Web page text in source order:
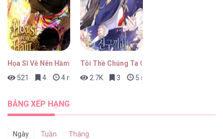
Họa Sĩ Vẽ Nên Hầm Ngục
521
4 4 ngày trước
Tôi Thề Chúng Ta Chỉ Là Bạn
2.7K
3 5 ngày trước
BẢNG XẾP HẠNG
Ngày Tuần Tháng